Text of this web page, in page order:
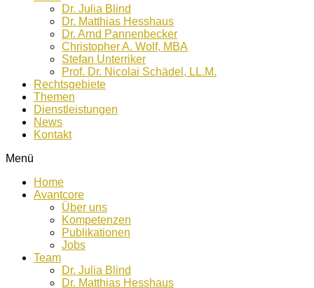
Dr. Julia Blind
Dr. Matthias Hesshaus
Dr. Arnd Pannenbecker
Christopher A. Wolf, MBA
Stefan Unterriker
Prof. Dr. Nicolai Schädel, LL.M.
Rechtsgebiete
Themen
Dienstleistungen
News
Kontakt
Menü
Home
Avantcore
Über uns
Kompetenzen
Publikationen
Jobs
Team
Dr. Julia Blind
Dr. Matthias Hesshaus